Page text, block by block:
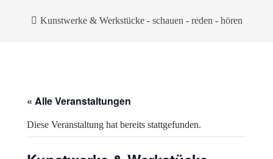
Kunstwerke & Werkstücke - schauen - reden - hören
« Alle Veranstaltungen
Diese Veranstaltung hat bereits stattgefunden.